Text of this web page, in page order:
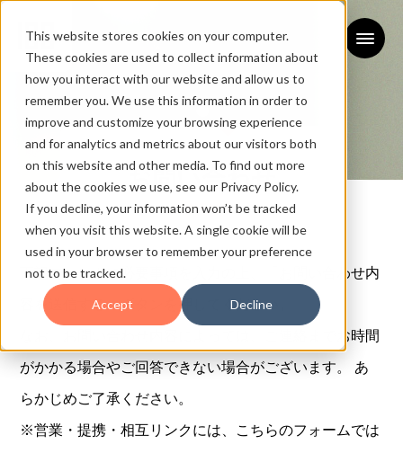
This website stores cookies on your computer.
These cookies are used to collect information about
how you interact with our website and allow us to
remember you. We use this information in order to
improve and customize your browsing experience
and for analytics and metrics about our visitors both
on this website and other media. To find out more
about the cookies we use, see our Privacy Policy.
If you decline, your information won’t be tracked
when you visit this website. A single cookie will be
used in your browser to remember your preference
not to be tracked.
Accept Decline
お問い合わせ
CONTACT
下記フォームに必要事項を入力の上、「お問い合わせ内
容を送信する」ボタンを押してください。
なお、お問い合わせ内容によっては、ご連絡までお時間
がかかる場合やご回答できない場合がございます。 あ
らかじめご了承ください。
※営業・提携・相互リンクには、こちらのフォームでは